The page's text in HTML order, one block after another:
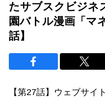
たサブスクビジ
園バトル漫画「マ
話】
【第27話】ウェブサイ